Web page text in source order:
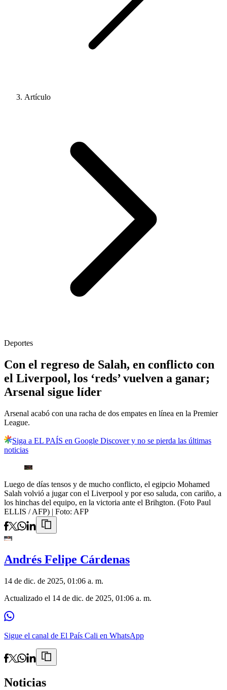
Artículo
Deportes
Con el regreso de Salah, en conflicto con
el Liverpool, los ‘reds’ vuelven a ganar;
Arsenal sigue líder
Arsenal acabó con una racha de dos empates en línea en la Premier
League.
Siga a EL PAÍS en Google Discover y no se pierda las últimas
noticias
Luego de días tensos y de mucho conflicto, el egipcio Mohamed
Salah volvió a jugar con el Liverpool y por eso saluda, con cariño, a
los hinchas del equipo, en la victoria ante el Brihgton. (Foto Paul
ELLIS / AFP) | Foto: AFP
Andrés Felipe Cárdenas
14 de dic. de 2025, 01:06 a. m.
Actualizado el 14 de dic. de 2025, 01:06 a. m.
Sigue el canal de El País Cali en WhatsApp
Noticias